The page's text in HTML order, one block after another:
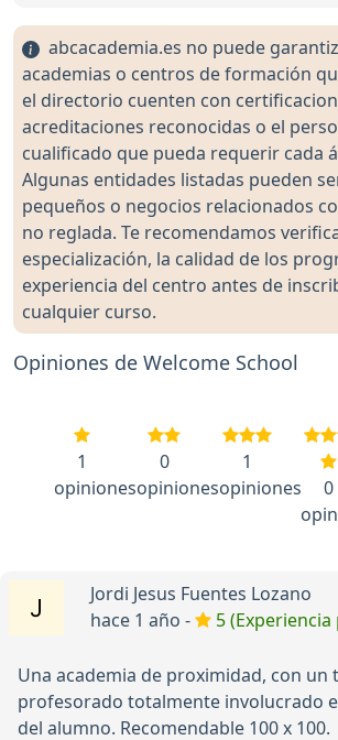
abcacademia.es no puede
academias o centros de formación
el directorio cuenten con
acreditaciones reconocidas o el
cualificado que pueda requerir cada
Algunas entidades listadas pueden
pequeños o negocios relacionados
no reglada. Te recomendamos
especialización, la calidad de los
experiencia del centro antes de
cualquier curso.
Opiniones de Welcome School
1
opiniones
0
opiniones
1
opiniones
0
Jordi Jesus Fuentes Lozano
hace 1 año -
5
Una academia de proximidad, con un
profesorado totalmente involucrado
del alumno. Recomendable 100 x 100.